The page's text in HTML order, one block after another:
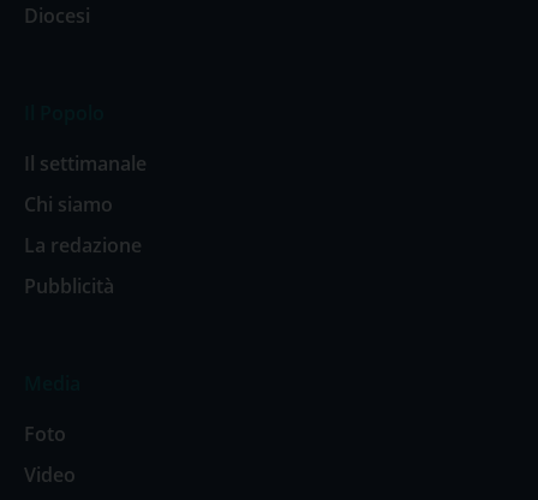
Diocesi
Il settimanale
Chi siamo
La redazione
Pubblicità
Foto
Video